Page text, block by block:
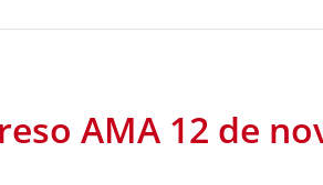
AMA 12 de